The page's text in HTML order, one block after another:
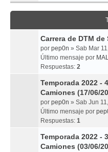
Carrera de DTM
por pep0n » Sab Mar
Último mensaje por
Respuestas: 2
Temporada 2022 -
Camiones (17/06/
por pep0n » Sab Jun
Último mensaje por
Respuestas: 1
Temporada 2022 -
Camiones (03/06/